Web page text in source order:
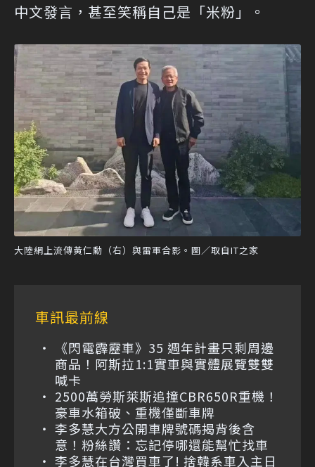
中文發言，甚至笑稱自己是「米粉」。
大陸網上流傳黃仁勳（右）與雷軍合影。圖／取自IT之家
車訊最前線
《閃電霹靂車》35 週年計畫只剩周邊
商品！阿斯拉1:1實車與實體展覽雙雙
喊卡
2500萬勞斯萊斯追撞CBR650R重機！
豪車水箱破、重機僅斷車牌
李多慧大方公開車牌號碼揭背後含
意！粉絲讚：忘記停哪還能幫忙找車
李多慧在台灣買車了! 捨韓系車入主日